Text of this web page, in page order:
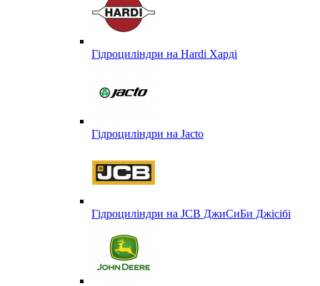
Гідроциліндри на Hardi Харді
Гідроциліндри на Jacto
Гідроциліндри на JCB ДжиСиБи Джісібі